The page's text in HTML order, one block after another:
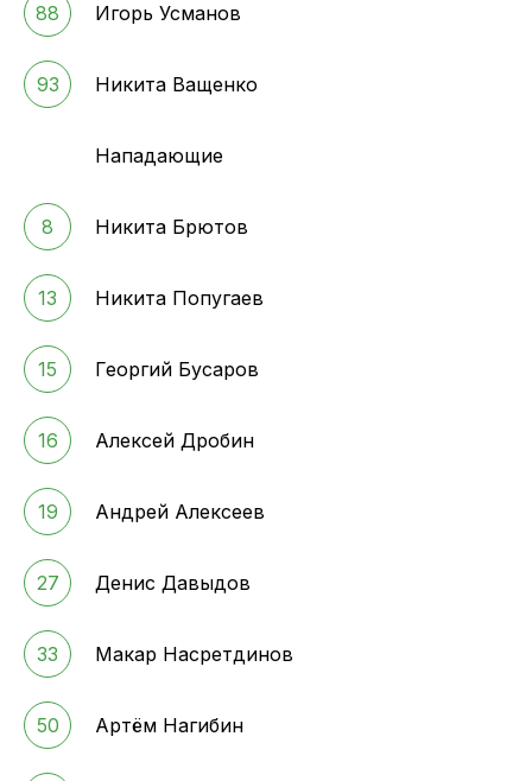
88 Игорь Усманов
93 Никита Ващенко
Нападающие
8 Никита Брютов
13 Никита Попугаев
15 Георгий Бусаров
16 Алексей Дробин
19 Андрей Алексеев
27 Денис Давыдов
33 Макар Насретдинов
50 Артём Нагибин